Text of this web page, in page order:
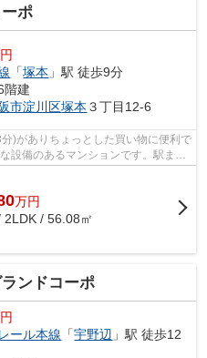
ポ
「塚本 」駅 徒歩9分
階建
市淀川区塚本 ３丁目12-6
)がありちょっとした買い物に便利で
設備のあるマンションです。駅まで
万円
2LDK / 56.08㎡
ンドコーポ
ール本線 「宇野辺 」駅 徒歩12